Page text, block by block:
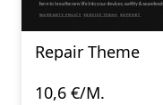
Repair Theme
10,6 €/M.